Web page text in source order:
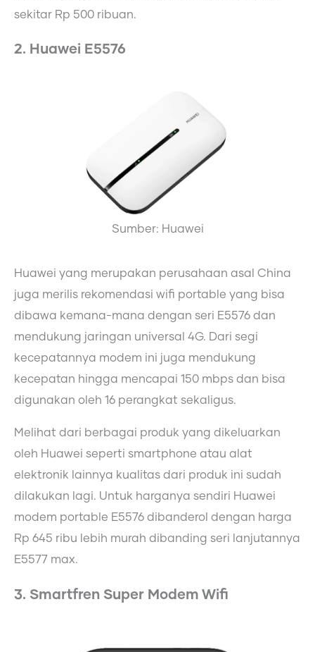
sekitar Rp 500 ribuan.
2. Huawei E5576
Sumber: Huawei
Huawei yang merupakan perusahaan asal China
juga merilis rekomendasi wifi portable yang bisa
dibawa kemana-mana dengan seri E5576 dan
mendukung jaringan universal 4G. Dari segi
kecepatannya modem ini juga mendukung
kecepatan hingga mencapai 150 mbps dan bisa
digunakan oleh 16 perangkat sekaligus.
Melihat dari berbagai produk yang dikeluarkan
oleh Huawei seperti smartphone atau alat
elektronik lainnya kualitas dari produk ini sudah
dilakukan lagi. Untuk harganya sendiri Huawei
modem portable E5576 dibanderol dengan harga
Rp 645 ribu lebih murah dibanding seri lanjutannya
E5577 max.
3. Smartfren Super Modem Wifi